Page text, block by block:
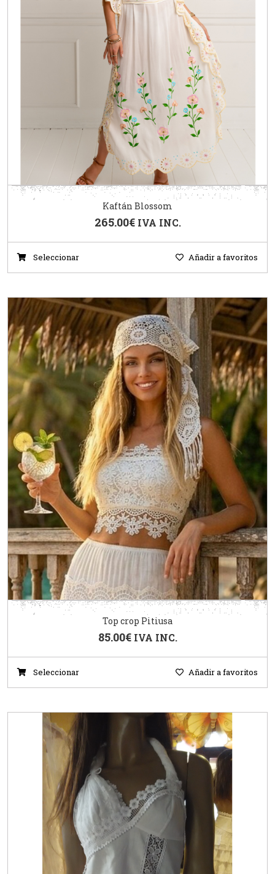
Kaftán Blossom
265.00€ IVA INC.
Seleccionar Añadir a favoritos
Top crop Pitiusa
85.00€ IVA INC.
Seleccionar Añadir a favoritos